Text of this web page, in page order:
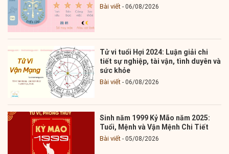
Bài viết 06/08/2026
Tử vi tuổi Hợi 2024: Luận giải chi
tiết sự nghiệp, tài vận, tình duyên và
sức khỏe
Bài viết 06/08/2026
Sinh năm 1999 Kỷ Mão năm 2025:
Tuổi, Mệnh và Vận Mệnh Chi Tiết
Bài viết 05/08/2026